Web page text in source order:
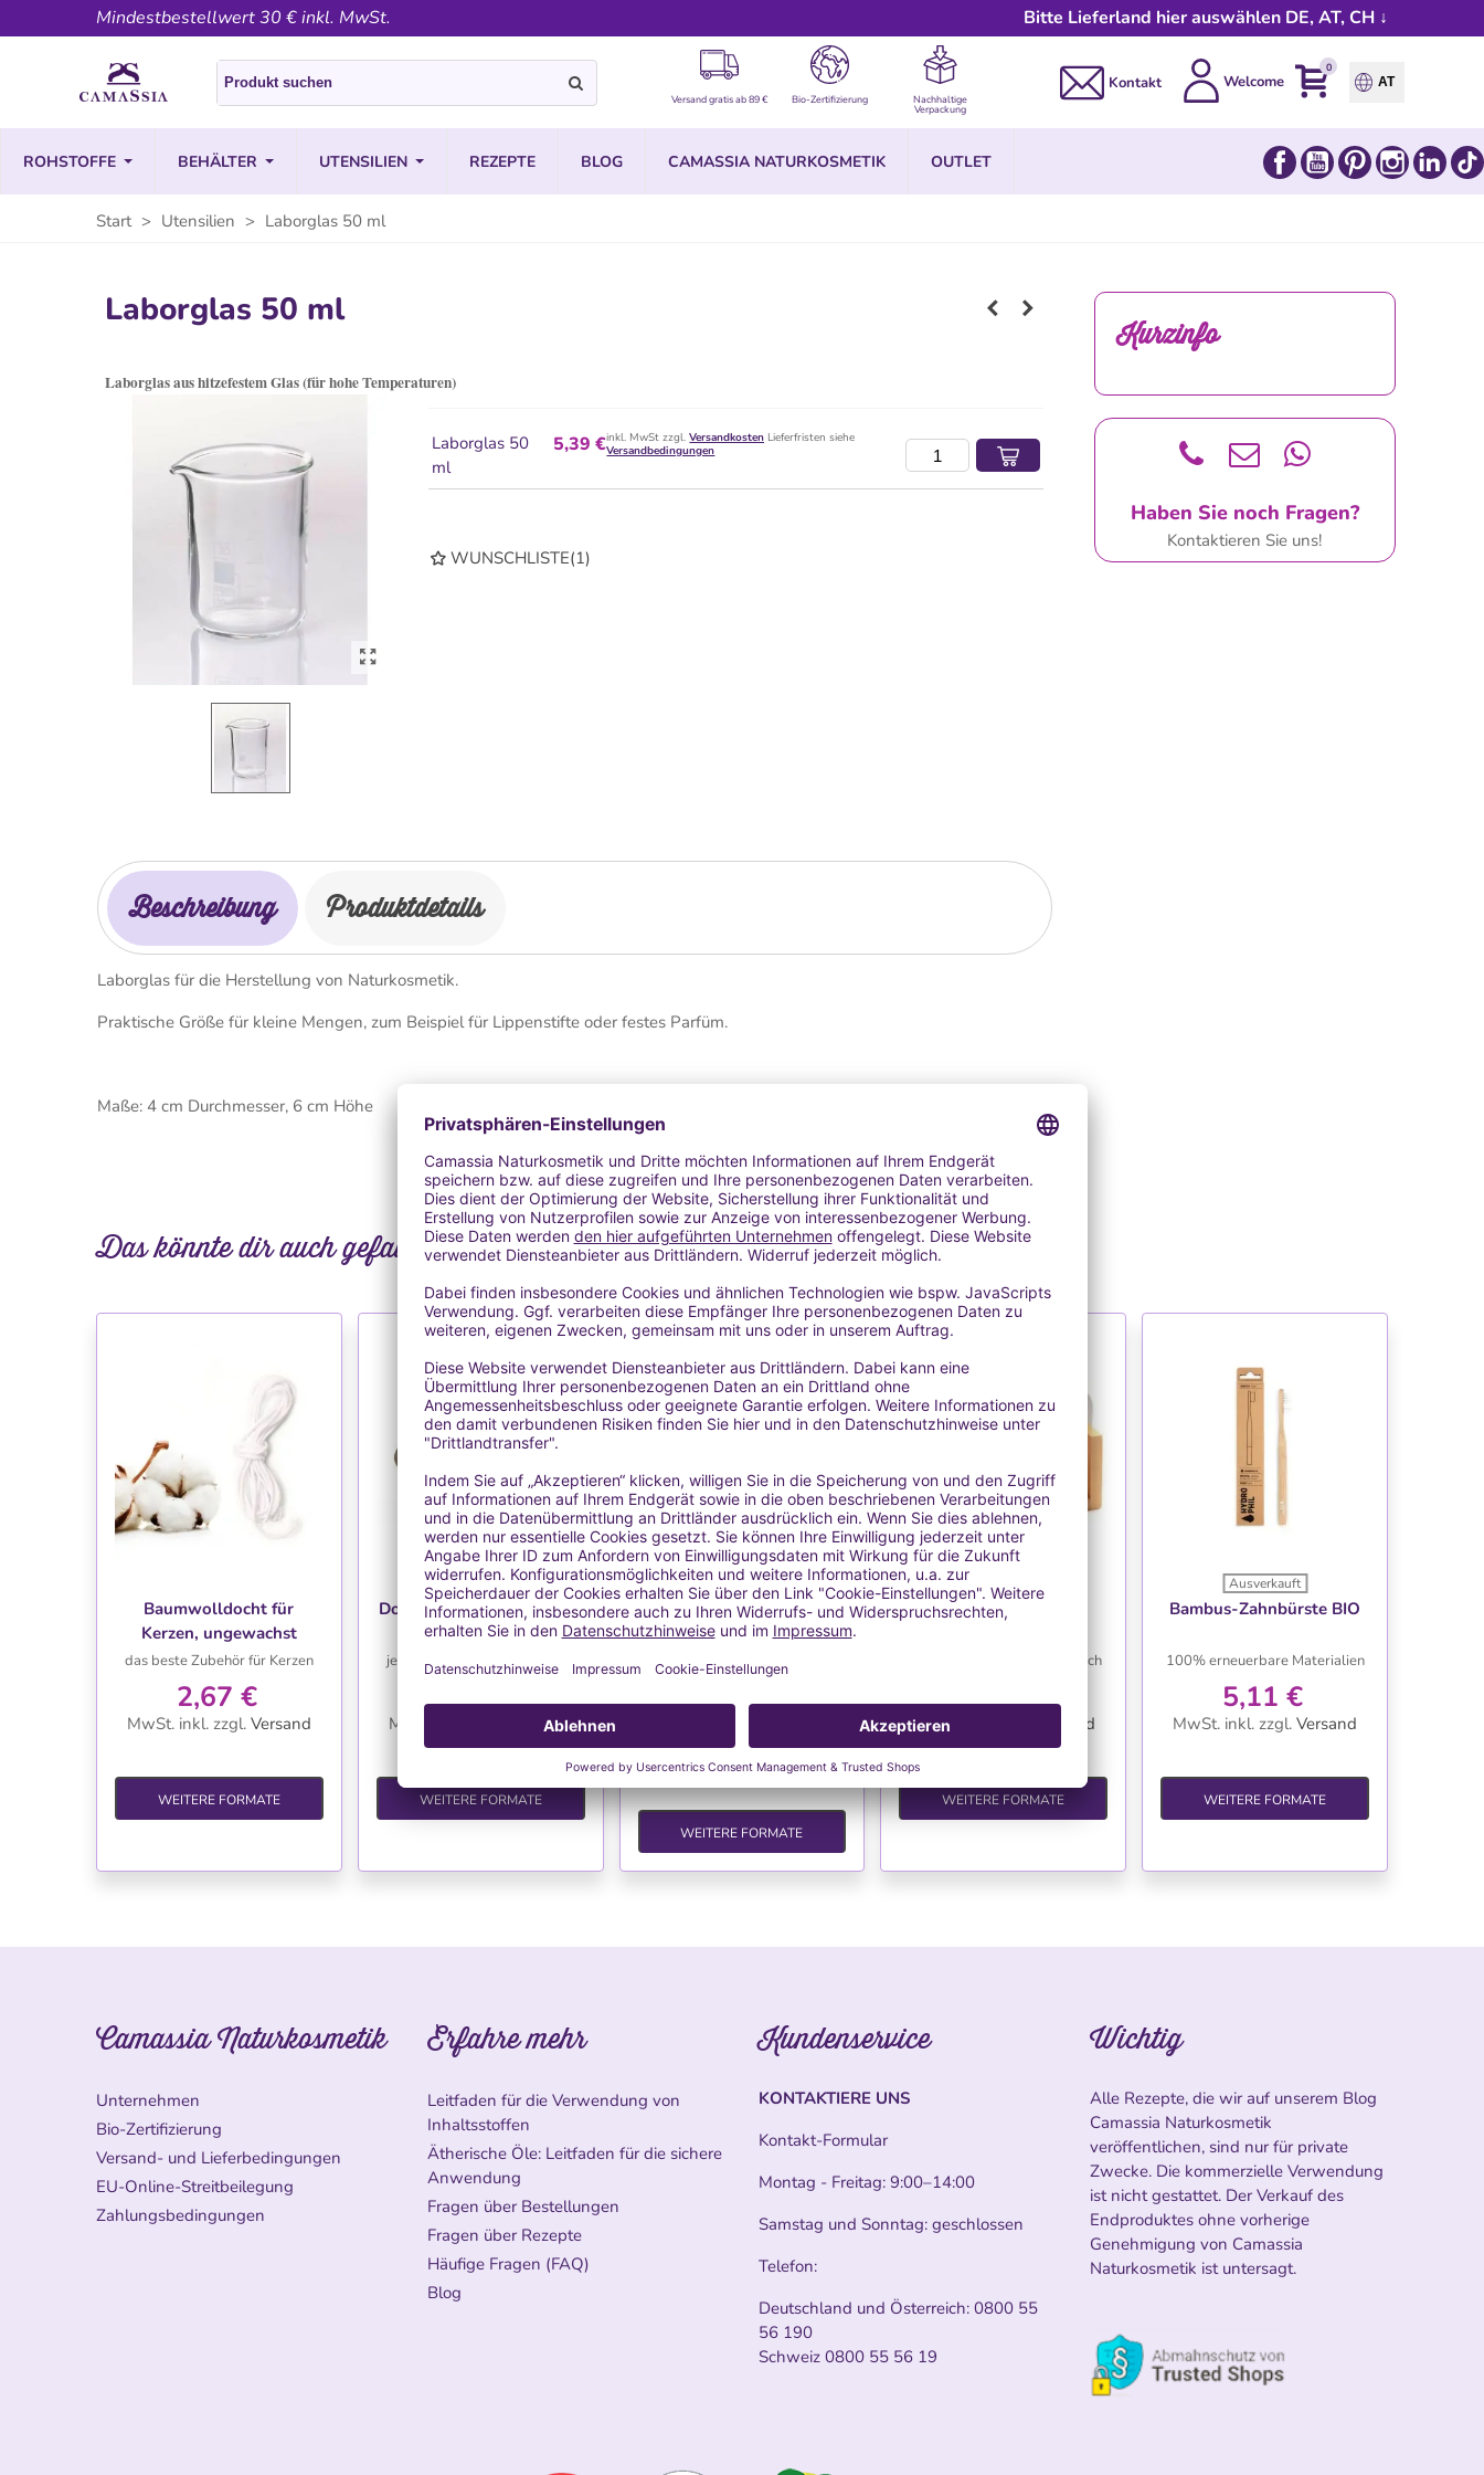
Mindestbestellwert 30 € inkl. MwSt. Bitte Lieferland hier auswählen DE, AT, CH ↓
Versand gratis ab 89 € Bio-Zertifizierung Nachhaltige
Verpackung
Kontakt Welcome
0
AT
ROHSTOFFE BEHÄLTER UTENSILIEN REZEPTE BLOG CAMASSIA NATURKOSMETIK OUTLET FacebookYouTubePinterestInstagram
Start > Utensilien > Laborglas 50 ml
Laborglas 50 ml
Laborglas aus hitzefestem Glas (für hohe Temperaturen)
Laborglas 50
ml
5,39 €inkl. MwSt zzgl.Versandkosten Lieferfristen siehe
Versandbedingungen
WUNSCHLISTE(1)
Beschreibung Produktdetails
Laborglas für die Herstellung von Naturkosmetik.
Praktische Größe für kleine Mengen, zum Beispiel für Lippenstifte oder festes Parfüm.
Maße: 4 cm Durchmesser, 6 cm Höhe
Kurzinfo
Haben Sie noch Fragen?
Kontaktieren Sie uns!
Das könnte dir auch gefallen
Baumwolldocht für
Kerzen, ungewachst
das beste Zubehör für Kerzen
2,67 €
MwSt. inkl. zzgl. Versand
WEITERE FORMATE
WUNSCHLISTE
Ausverkauft
Dochthalter aus Metall für
Kerzen
jeweils 25 Einheiten pro Pack
2,67 €
MwSt. inkl. Versand
WEITERE FORMATE
WUNSCHLISTE
Ausverkauft
Seifenform
Form aus Holz und Silikon,
perfekt für selbstgemachte
WEITERE FORMATE
WUNSCHLISTE
Ausverkauft
Seifenschneider
aus Holz, einfach und praktisch
21,10 €
MwSt. inkl. Versand
WEITERE FORMATE
WUNSCHLISTE
Ausverkauft
Bambus-Zahnbürste BIO
100% erneuerbare Materialien
5,11 €
MwSt. inkl. zzgl. Versand
WEITERE FORMATE
Camassia Naturkosmetik
Unternehmen
Bio-Zertifizierung
Versand- und Lieferbedingungen
EU-Online-Streitbeilegung
Zahlungsbedingungen
Erfahre mehr
Leitfaden für die Verwendung von
Inhaltsstoffen
Ätherische Öle: Leitfaden für die sichere
Anwendung
Fragen über Bestellungen
Fragen über Rezepte
Häufige Fragen (FAQ)
Blog
Kundenservice
KONTAKTIERE UNS
Kontakt-Formular
Montag - Freitag: 9:00–14:00
Samstag und Sonntag: geschlossen
Telefon:
Deutschland und Österreich: 0800 55
56 190
Schweiz 0800 55 56 19
Wichtig
Alle Rezepte, die wir auf unserem Blog
Camassia Naturkosmetik
veröffentlichen, sind nur für private
Zwecke. Die kommerzielle Verwendung
ist nicht gestattet. Der Verkauf des
Endproduktes ohne vorherige
Genehmigung von Camassia
Naturkosmetik ist untersagt.